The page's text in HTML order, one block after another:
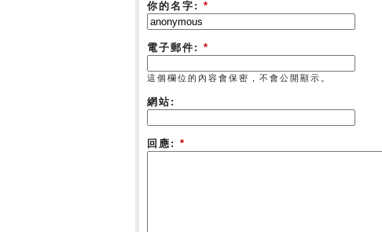
你的名字: *
電子郵件: *
這個欄位的內容會保密，不會公開顯示。
網站:
回應: *